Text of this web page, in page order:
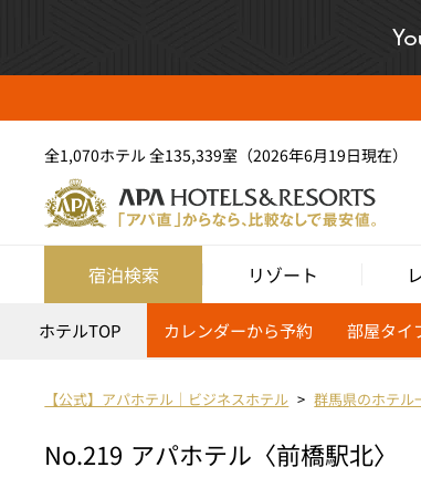
全1,070ホテル 全135,339室（2026年6月19日現在）
宿泊検索 リゾート
ホテルTOP カレンダーから予約 部屋タイ
【公式】アパホテル｜ビジネスホテル 群馬県のホテル
No.219 アパホテル〈前橋駅北〉